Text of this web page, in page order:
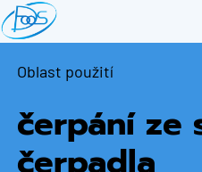
Přejít
k
obsahu
Oblast použití
čerpání ze
čerpadla